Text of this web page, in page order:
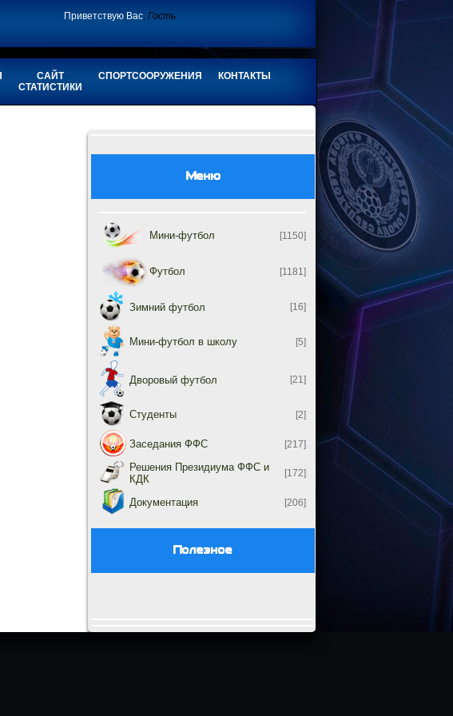
Приветствую Вас,Гость
САЙТ
СТАТИСТИКИ
СПОРТСООРУЖЕНИЯ КОНТАКТЫ
Меню
Мини-футбол [1150]
Футбол [1181]
Зимний футбол [16]
Мини-футбол в школу [5]
Дворовый футбол [21]
Студенты [2]
Заседания ФФС [217]
Решения Президиума ФФС и
КДК
[172]
Документация [206]
Полезное